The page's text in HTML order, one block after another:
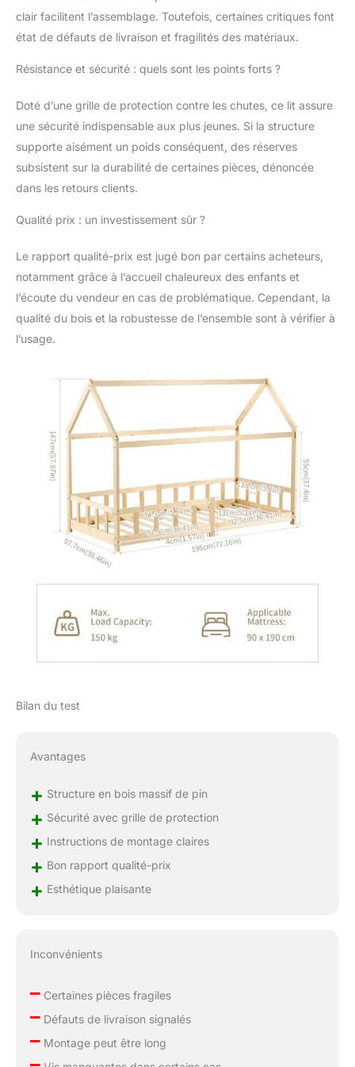
câlins partagés.
(extérieures, environ) L
x P x H : 97 x 197 x 147
cm [Durable et
généreuse surface de
couchage rend le lit
particulièrement
durable, offrant
La fabrication de haute
sécurité avant tout] Le
bois de pin robuste et
la protection anti-chute
complète offrent une
un confort optimal et
une installation facile
[Intemporellement
beau] Le design
minimaliste et classique
harmonieusement
dans chaque chambre
d'enfant, devenant
ainsi un point de mire
élégant. La simplicité
clair facilitent l’assemblage. Toutefois, certaines critiques font
état de défauts de livraison et fragilités des matériaux.
Résistance et sécurité : quels sont les points forts ?
Doté d’une grille de protection contre les chutes, ce lit assure
une sécurité indispensable aux plus jeunes. Si la structure
supporte aisément un poids conséquent, des réserves
subsistent sur la durabilité de certaines pièces, dénoncée
dans les retours clients.
Qualité prix : un investissement sûr ?
Le rapport qualité-prix est jugé bon par certains acheteurs,
notamment grâce à l’accueil chaleureux des enfants et
l’écoute du vendeur en cas de problématique. Cependant, la
qualité du bois et la robustesse de l’ensemble sont à vérifier à
l’usage.
Bilan du test
Avantages
+ Structure en bois massif de pin
+ Sécurité avec grille de protection
+ Instructions de montage claires
+ Bon rapport qualité-prix
+ Esthétique plaisante
Inconvénients
–Certaines pièces fragiles
–Défauts de livraison signalés
–Montage peut être long